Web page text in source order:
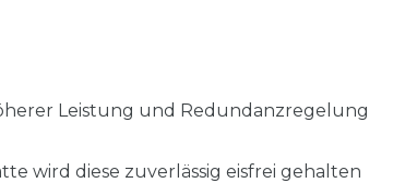
Leistung und Redundanzregelung
wird diese zuverlässig eisfrei gehalten